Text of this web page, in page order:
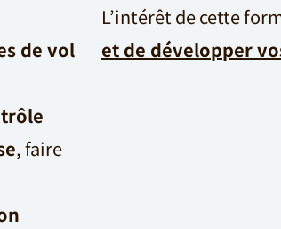
L’intérêt de cette
et de développer
de vol
, faire